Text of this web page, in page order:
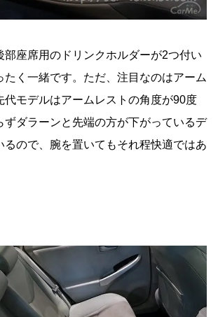
部座席用のドリンクホルダーが2つ付い
たく一緒です。ただ、注目なのはアーム
代モデルはアームレストの角度が90度
ずダラーンと先端の方が下がっているデ
るので、腕を置いてもそれ程快適ではあ